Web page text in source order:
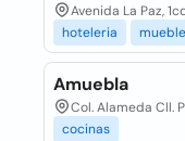
Avenida La Paz,
hoteleria
Amuebla
Col. Alameda Cll.
cocinas